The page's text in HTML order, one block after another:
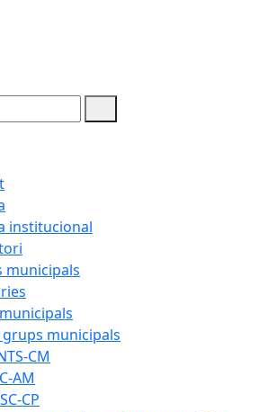
institucional
municipals
municipals
CM
AM
CP